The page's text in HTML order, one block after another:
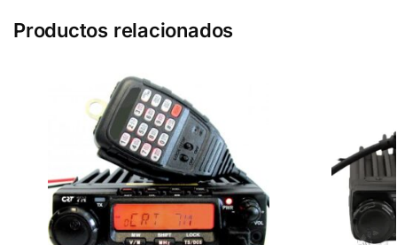
Productos relacionados